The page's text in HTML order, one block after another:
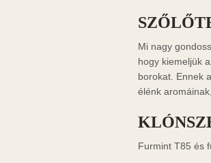
Mi nagy
hogy kiemeljük
borokat. Ennek
élénk
Furmint T85 és